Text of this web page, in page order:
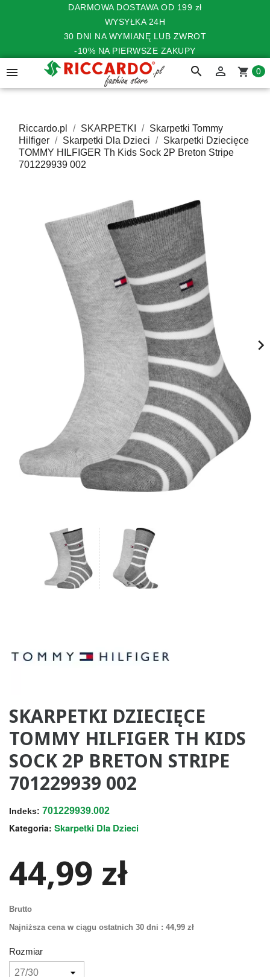
DARMOWA DOSTAWA OD 199 zł
WYSYŁKA 24H
30 DNI NA WYMIANĘ LUB ZWROT
-10% NA PIERWSZE ZAKUPY
 search  shopping_cart 0
Riccardo.pl SKARPETKI
Skarpetki Tommy
Hilfiger
Skarpetki Dla Dzieci
Skarpetki Dziecięce
TOMMY HILFIGER Th Kids Sock 2P Breton Stripe
701229939 002

SKARPETKI DZIECIĘCE
TOMMY HILFIGER TH KIDS
SOCK 2P BRETON STRIPE
701229939 002
Indeks: 701229939.002
Kategoria: Skarpetki Dla Dzieci
44,99 zł
Brutto
Najniższa cena w ciągu ostatnich 30 dni : 44,99 zł
Rozmiar